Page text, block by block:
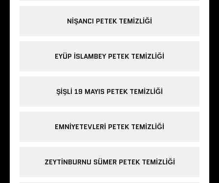
NIŞANCI PETEK TEMIZLIĞI
EYÜP ISLAMBEY PETEK TEMIZLIĞI
ŞIŞLI 19 MAYIS PETEK TEMIZLIĞI
EMNIYETEVLERI PETEK TEMIZLIĞI
ZEYTINBURNU SÜMER PETEK TEMIZLIĞI